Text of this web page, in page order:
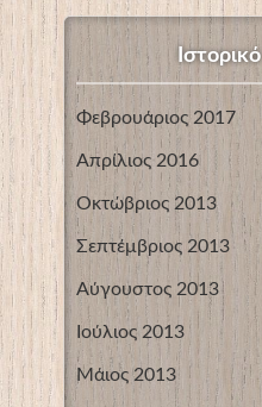
Ιστορικό
Φεβρουάριος 2017
Απρίλιος 2016
Οκτώβριος 2013
Σεπτέμβριος 2013
Αύγουστος 2013
Ιούλιος 2013
Μάιος 2013